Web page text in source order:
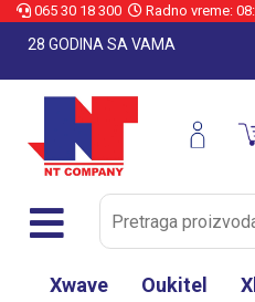
065 30 18 300 Radno vreme:
28 GODINA SA VAMA
Xwave Oukitel